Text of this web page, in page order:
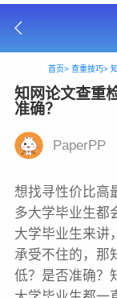
首页> 查重技巧>
知网论文查重
准确？
PaperPP
想找寻性价比高
多大学毕业生都
大学毕业生来讲
承受不住的，那
低？是否准确？